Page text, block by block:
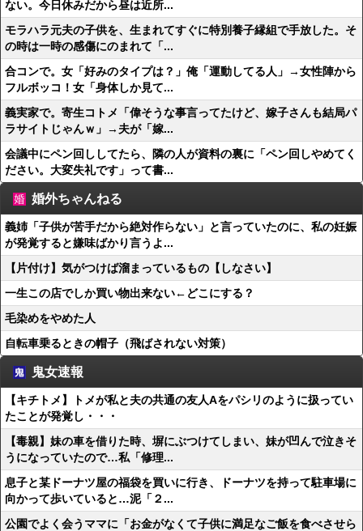
ない。今日休みだから昼は近所...
モラハラ元夫の子供を、生まれてすぐに特別養子縁組で手放した。そ
の時は一時の感傷にのまれて「...
合コンで。女「好みのタイプは？」俺「運動してる人」→女性陣から
フルボッコ！女「身体しか見て...
義実家で。寄生コトメ「偉そうな事言ってたけど、嫁子さんも結局パ
ラサイトじゃんｗ」→夫が「嫁...
会議中にペン回ししてたら、隣の人が資料の裏に「ペン回しやめてく
ださい。大変失礼です」って書...
婚外ちゃんねる
義姉「子供が苦手だから絶対作らない」と言っていたのに、私の妊娠
が発覚すると嫌味ばかり言うよ...
【片付け】気がつけば溜まっているもの【しなさい】
一生この店でしか買い物出来ない←どこにする？
毛染めをやめた人
自転車乗るときの帽子（飛ばされない対策）
鬼女速報
【キチトメ】トメが私と夫の共通の友人Aをパシリのように扱ってい
たことが発覚し・・・
【毒親】妹の車を借りた時、塀にぶつけてしまい、妹が凹んで泣きそ
うになっていたので…私「修理...
息子と某ドーナツ屋の福袋を買いに行き、ドーナツを持って駐車場に
向かって歩いていると…泥「２...
公園でよく会うママに「お金がなくて子供に満足なご飯を食べさせら